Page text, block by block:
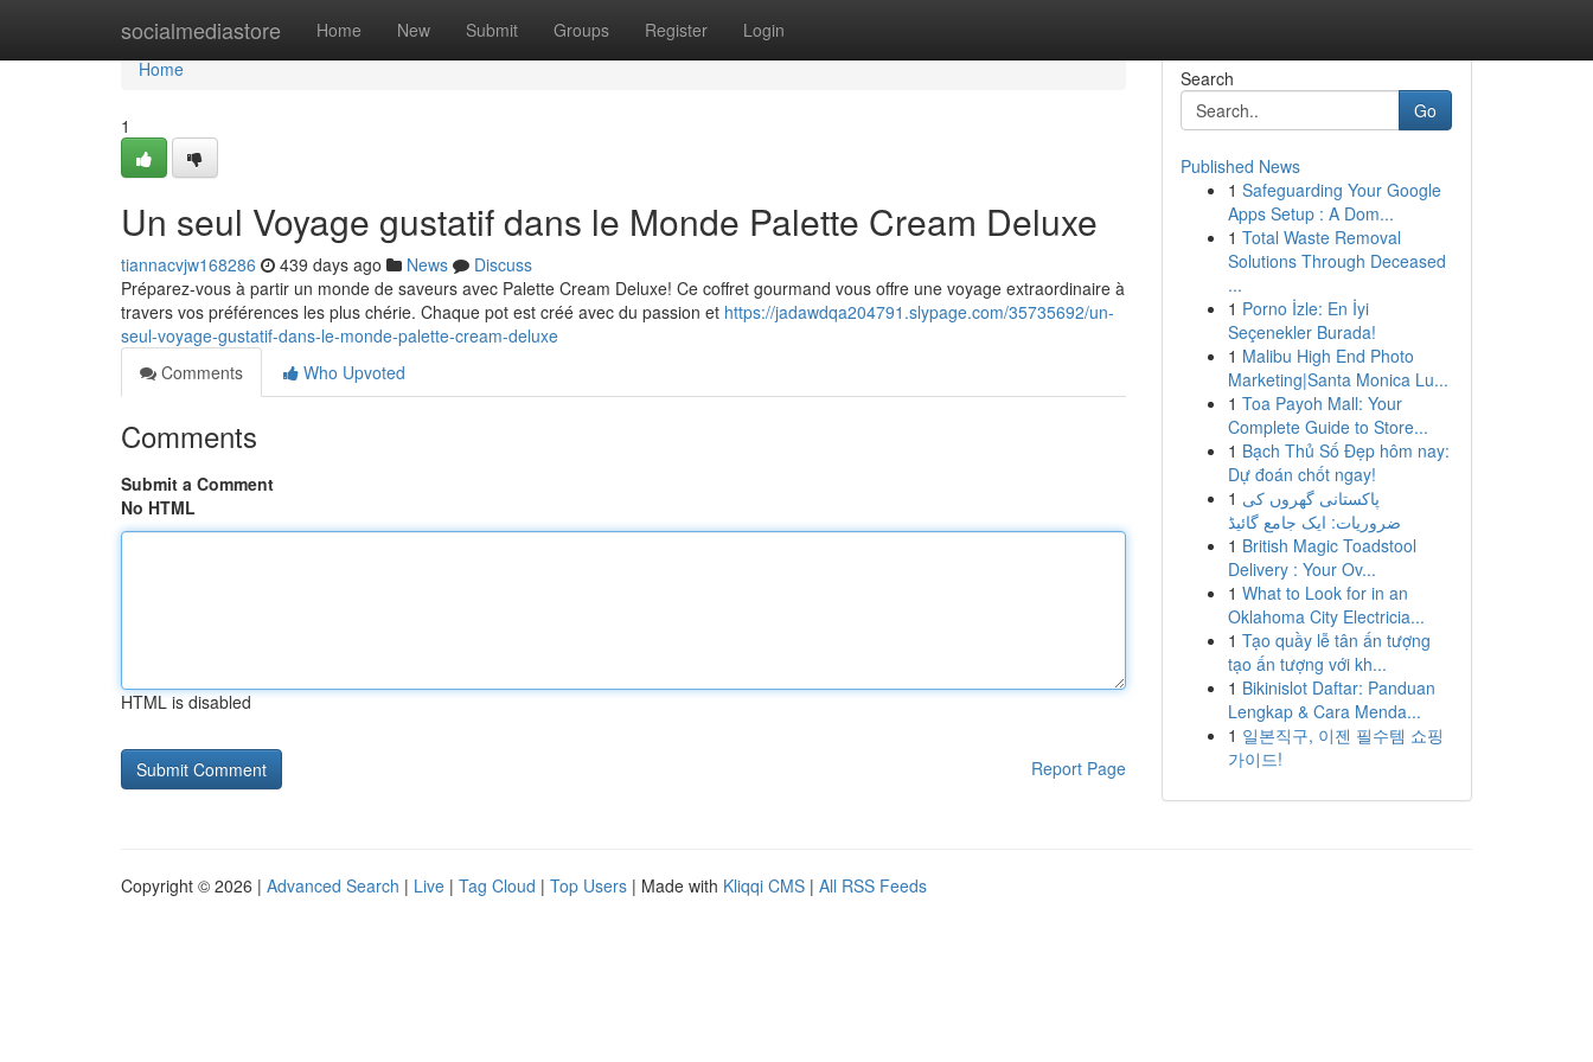
socialmediastore Home New Submit Groups Register Login
Home
Home
1
Un seul Voyage gustatif dans le Monde Palette Cream Deluxe
tiannacvjw168286 439 days ago News
Discuss
Préparez-vous à partir un monde de saveurs avec Palette Cream Deluxe! Ce coffret gourmand vous offre une voyage extraordinaire à
travers vos préférences les plus chérie. Chaque pot est créé avec du passion et https://jadawdqa204791.slypage.com/35735692/un-
seul-voyage-gustatif-dans-le-monde-palette-cream-deluxe
Comments
Who Upvoted
Comments
Submit a Comment
No HTML
HTML is disabled
Report Page
Search
Go
Published News
1 Safeguarding Your Google
Apps Setup : A Dom...
1 Total Waste Removal
Solutions Through Deceased
...
1 Porno İzle: En İyi
Seçenekler Burada!
1 Malibu High End Photo
Marketing|Santa Monica Lu...
1 Toa Payoh Mall: Your
Complete Guide to Store...
1 Bạch Thủ Số Đẹp hôm nay:
Dự đoán chốt ngay!
1 پاکستانی گھروں کی
ضروریات: ایک جامع گائیڈ
1 British Magic Toadstool
Delivery : Your Ov...
1 What to Look for in an
Oklahoma City Electricia...
1 Tạo quầy lễ tân ấn tượng
tạo ấn tượng với kh...
1 Bikinislot Daftar: Panduan
Lengkap & Cara Menda...
1 일본직구, 이젠 필수템 쇼핑
가이드!
Copyright © 2026 | Advanced Search | Live | Tag Cloud | Top Users | Made with Kliqqi CMS | All RSS Feeds